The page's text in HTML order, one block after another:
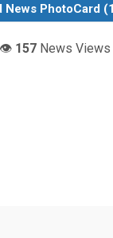
News PhotoCard
👁️ 157News Views